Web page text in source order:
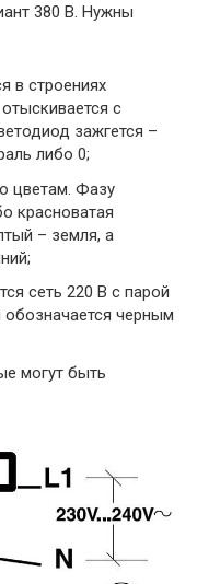
380 В. Нужны
в строениях
с
зажгется –
либо 0;
цветам. Фазу
красноватая
– земля, а
сеть 220 В с парой
черным
могут быть